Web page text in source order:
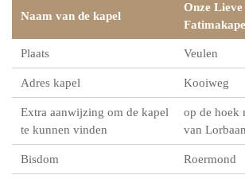
Naam van de kapel
Onze
Plaats Veulen
Adres kapel Kooiweg
Extra aanwijzing om de kapel
te kunnen vinden
op de hoek
van
Bisdom Roermond